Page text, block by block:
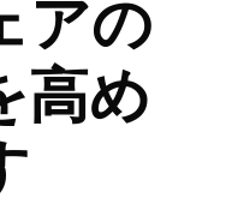
アの
高め